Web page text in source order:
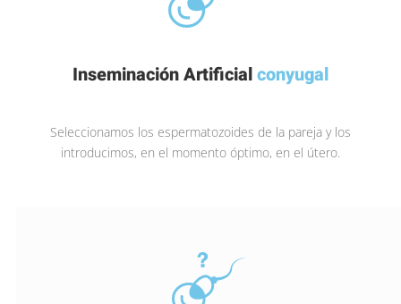
Inseminación Artificialconyugal
Seleccionamos los espermatozoides de la pareja y los
introducimos, en el momento óptimo, en el útero.